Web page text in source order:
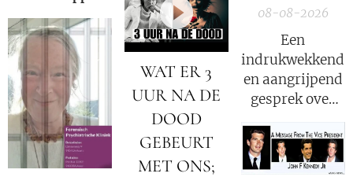
van declub van
Romeuit 1972.
geïnteresseerd
zijn in alternatief
nieuws, dossiers,
bewustwording,
spiritualiteit en
berichtgeving.
08-08-2026
Een
indrukwekkend
en aangrijpend
gesprek over
Mariëtte
Groothoff.
WAT ER 3
UUR NA DE
DOOD
GEBEURT
MET ONS;